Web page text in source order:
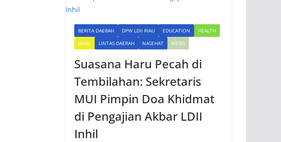
BERITA DAERAH DPW LDII RIAU EDUCATION
HEALTH
INHIL
LINTAS-DAERAH NASEHAT NEWS
Suasana Haru Pecah di
Tembilahan: Sekretaris
MUI Pimpin Doa Khidmat
di Pengajian Akbar LDII
Inhil